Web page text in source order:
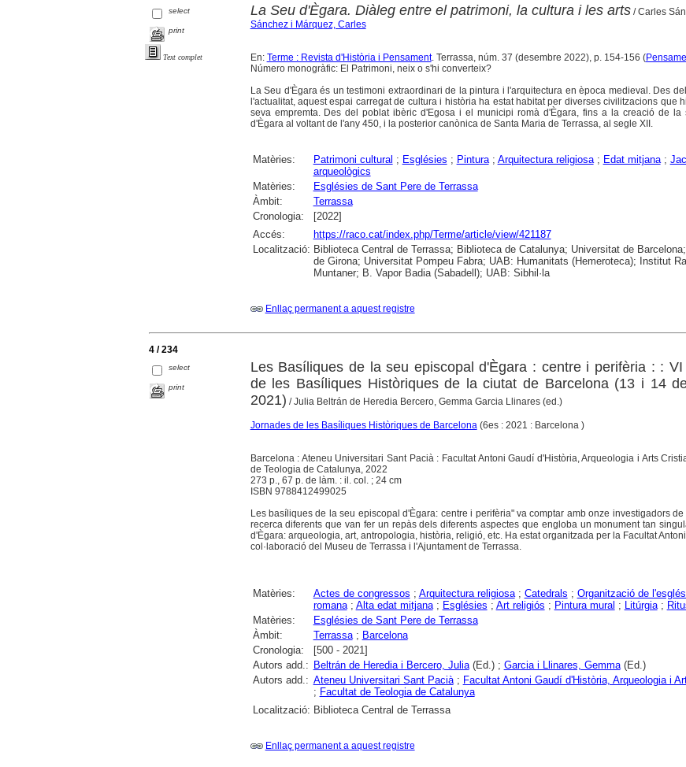
select
print
Text complet
La Seu d'Ègara. Diàleg entre el patrimoni, la cultura i les arts/ Carles
Sánchez i Márquez, Carles
En: Terme : Revista d'Història i Pensament. Terrassa, núm. 37 (desembre 2022), p. 154-156 (
Número monogràfic: El Patrimoni, neix o s'hi converteix?
La Seu d'Ègara és un testimoni extraordinari de la pintura i l'arquitectura en època medieval. Des
l'actualitat, aquest espai carregat de cultura i història ha estat habitat per diverses civilitzacions que
seva empremta. Des del poblat ibèric d'Egosa i el municipi romà d'Ègara, fins a la creació de la
d'Ègara al voltant de l'any 450, i la posterior canònica de Santa Maria de Terrassa, al segle XII.
Matèries: Patrimoni cultural ; Esglésies ; Pintura; Arquitectura religiosa; Edat mitjana;
arqueològics
Matèries:
Esglésies de Sant Pere de Terrassa
Àmbit:
Terrassa
Cronologia:
[2022]
Accés:
https://raco.cat/index.php/Terme/article/view/421187
Localització: Biblioteca Central de Terrassa; Biblioteca de Catalunya; Universitat de
de Girona; Universitat Pompeu Fabra; UAB: Humanitats (Hemeroteca); Institut
Muntaner; B. Vapor Badia (Sabadell); UAB: Sibhil·la
Enllaç permanent a aquest registre
4 / 234
select
print
Les Basíliques de la seu episcopal d'Ègara : centre i perifèria : : VI
de les Basíliques Històriques de la ciutat de Barcelona (13 i 14
2021) / Julia Beltrán de Heredia Bercero, Gemma Garcia Llinares (ed.)
Jornades de les Basíliques Històriques de Barcelona(6es : 2021 : Barcelona )
Barcelona : Ateneu Universitari Sant Pacià : Facultat Antoni Gaudí d'Història, Arqueologia i Arts
de Teologia de Catalunya, 2022
273 p., 67 p. de làm. : il. col. ; 24 cm
ISBN 9788412499025
Les basíliques de la seu episcopal d'Ègara: centre i perifèria" va comptar amb onze investigadors
recerca diferents que van fer un repàs dels diferents aspectes que engloba un monument tan
d'Ègara: arqueologia, art, antropologia, història, religió, etc. Ha estat organitzada per la Facultat
col·laboració del Museu de Terrassa i l'Ajuntament de Terrassa.
Matèries: Actes de congressos ; Arquitectura religiosa; Catedrals ; Organització de
romana; Alta edat mitjana; Esglésies ; Art religiós ; Pintura mural ; Litúrgia;
Matèries:
Esglésies de Sant Pere de Terrassa
Àmbit:
Terrassa; Barcelona
Cronologia:
[500 - 2021]
Autors add.: Beltrán de Heredia i Bercero, Julia(Ed.) ; Garcia i Llinares, Gemma(Ed.)
Autors add.: Ateneu Universitari Sant Pacià; Facultat Antoni Gaudí d'Història, Arqueologia i
; Facultat de Teologia de Catalunya
Localització: Biblioteca Central de Terrassa
Enllaç permanent a aquest registre